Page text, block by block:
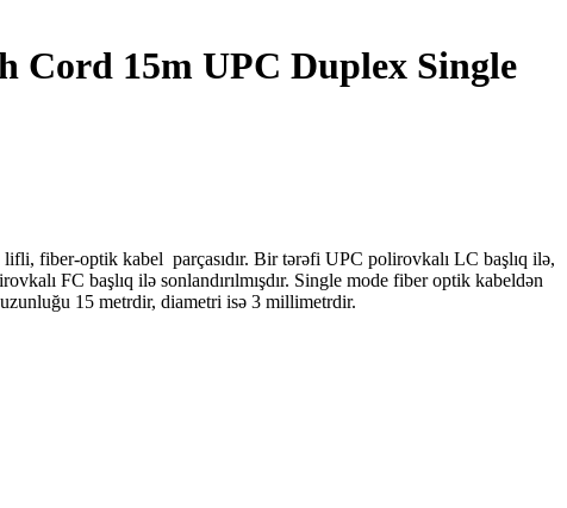
Cord 15m UPC Duplex Single
fiber-optik kabel parçasıdır. Bir tərəfi UPC polirovkalı LC başlıq ilə,
FC başlıq ilə sonlandırılmışdır. Single mode fiber optik kabeldən
15 metrdir, diametri isə 3 millimetrdir.